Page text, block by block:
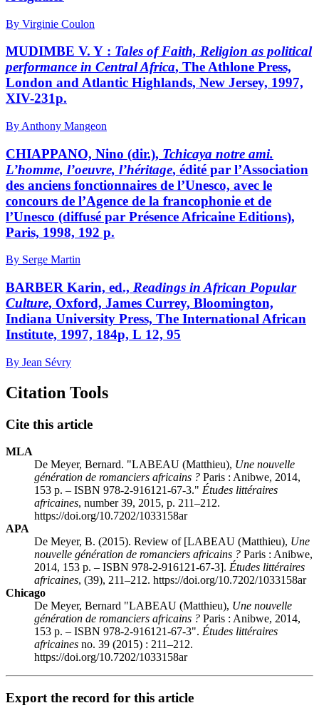
By Virginie Coulon
MUDIMBE V. Y : Tales of Faith, Religion as political
performance in Central Africa, The Athlone Press,
London and Atlantic Highlands, New Jersey, 1997,
XIV-231p.
By Anthony Mangeon
CHIAPPANO, Nino (dir.), Tchicaya notre ami.
L’homme, l’oeuvre, l’héritage, édité par l’Association
des anciens fonctionnaires de l’Unesco, avec le
concours de l’Agence de la francophonie et de
l’Unesco (diffusé par Présence Africaine Editions),
Paris, 1998, 192 p.
By Serge Martin
BARBER Karin, ed., Readings in African Popular
Culture, Oxford, James Currey, Bloomington,
Indiana University Press, The International African
Institute, 1997, 184p, L 12, 95
By Jean Sévry
Citation Tools
Cite this article
MLA
De Meyer, Bernard. "LABEAU (Matthieu), Une nouvelle
génération de romanciers africains ? Paris : Anibwe, 2014,
153 p. – ISBN 978-2-916121-67-3." Études littéraires
africaines, number 39, 2015, p. 211–212.
https://doi.org/10.7202/1033158ar
APA
De Meyer, B. (2015). Review of [LABEAU (Matthieu), Une
nouvelle génération de romanciers africains ? Paris : Anibwe,
2014, 153 p. – ISBN 978-2-916121-67-3]. Études littéraires
africaines, (39), 211–212. https://doi.org/10.7202/1033158ar
Chicago
De Meyer, Bernard "LABEAU (Matthieu), Une nouvelle
génération de romanciers africains ? Paris : Anibwe, 2014,
153 p. – ISBN 978-2-916121-67-3". Études littéraires
africaines no. 39 (2015) : 211–212.
https://doi.org/10.7202/1033158ar
Export the record for this article